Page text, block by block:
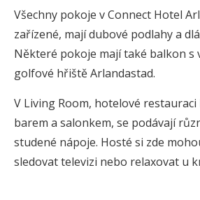
Všechny pokoje v Connect Hotel
zařízené, mají dubové podlahy a
Některé pokoje mají také balkon s
golfové hřiště Arlandastad.
V Living Room, hotelové
barem a salonkem, se podávají
studené nápoje. Hosté si zde
sledovat televizi nebo relaxovat u